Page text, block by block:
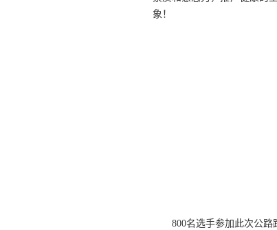
象！
800名选手参加此次公路